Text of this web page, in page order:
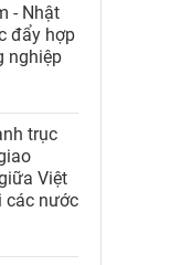
- Nhật
đẩy hợp
nghiệp
trục
Việt
các nước